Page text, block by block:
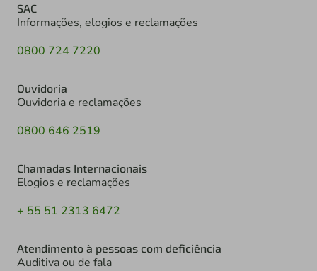
SAC
Informações, elogios e reclamações
0800 724 7220
Ouvidoria
Ouvidoria e reclamações
0800 646 2519
Chamadas Internacionais
Elogios e reclamações
+ 55 51 2313 6472
Atendimento à pessoas com deficiência
Auditiva ou de fala